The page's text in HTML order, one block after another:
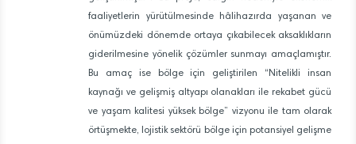
faaliyetlerin yürütülmesinde hâlihazırda yaşanan ve
önümüzdeki dönemde ortaya çıkabilecek aksaklıkların
giderilmesine yönelik çözümler sunmayı amaçlamıştır.
Bu amaç ise bölge için geliştirilen “Nitelikli insan
kaynağı ve gelişmiş altyapı olanakları ile rekabet gücü
ve yaşam kalitesi yüksek bölge” vizyonu ile tam olarak
örtüşmekte, lojistik sektörü bölge için potansiyel gelişme